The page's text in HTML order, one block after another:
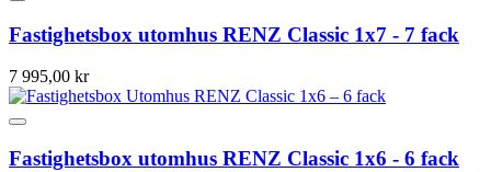
Fastighetsbox utomhus RENZ Classic 1x7 - 7 fack
7 995,00 kr
Fastighetsbox utomhus RENZ Classic 1x6 - 6 fack